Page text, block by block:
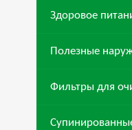
Здоровое
Полезные
Фильтры для